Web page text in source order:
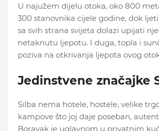
U najužem dijelu otoka, oko 800
300 stanovnika cijele godine, dok
sa svih strana svijeta dolazi upijati
netaknutu ljepotu. I duga, topla i
poziva na otkrivanja ljepota ovog
Jedinstvene značajke
Silba nema hotele, hostele, velike
kampove što joj daje poseban,
Boravak je uglavnom u privatnim